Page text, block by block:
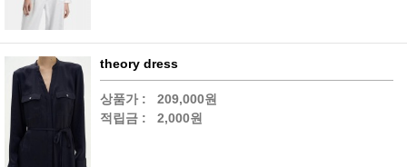
theory dress
상품가 :
209,000원
적립금 :
2,000원